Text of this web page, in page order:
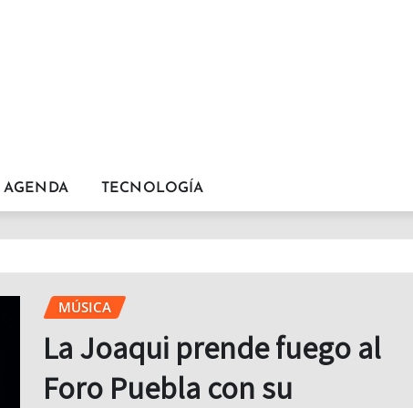
AGENDA TECNOLOGÍA
MÚSICA
La Joaqui prende fuego al
Foro Puebla con su